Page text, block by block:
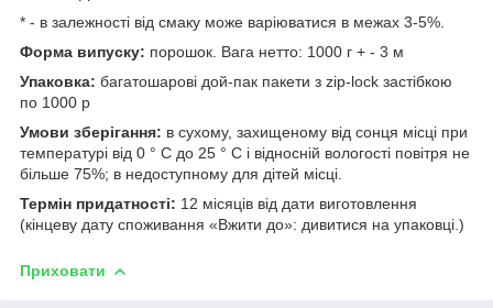
* - в залежності від смаку може варіюватися в межах 3-5%.
Форма випуску: порошок. Вага нетто: 1000 г + - 3 м
Упаковка: багатошарові дой-пак пакети з zip-lock застібкою
по 1000 р
Умови зберігання: в сухому, захищеному від сонця місці при
температурі від 0 ° С до 25 ° С і відносній вологості повітря не
більше 75%; в недоступному для дітей місці.
Термін придатності: 12 місяців від дати виготовлення
(кінцеву дату споживання «Вжити до»: дивитися на упаковці.)
Приховати